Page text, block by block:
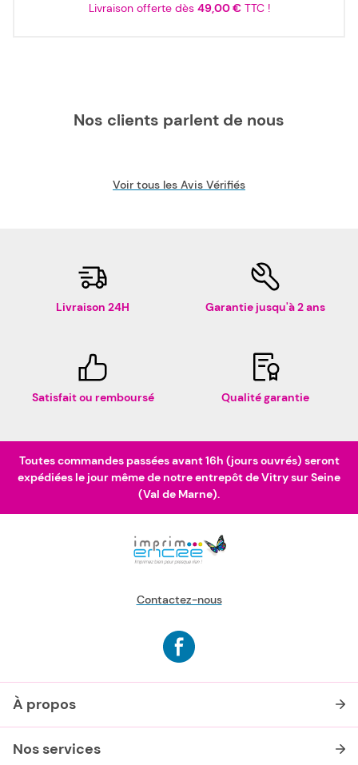
Livraison offerte dès 49,00 €TTC !
Nos clients parlent de nous
Voir tous les Avis Vérifiés
Livraison 24H Garantie jusqu'à 2 ans
Satisfait ou remboursé Qualité garantie
Toutes commandes passées avant 16h (jours ouvrés) seront
expédiées le jour même de notre entrepôt de Vitry sur Seine
(Val de Marne).
Contactez-nous
À propos
Nos services